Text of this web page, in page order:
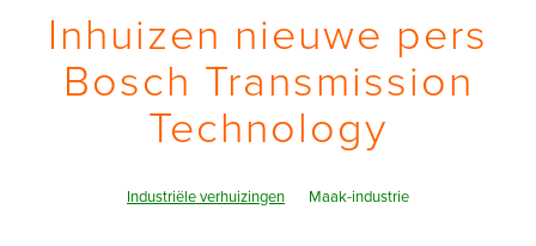
Inhuizen nieuwe pers
Bosch Transmission
Technology
Industriële verhuizingen Maak-industrie